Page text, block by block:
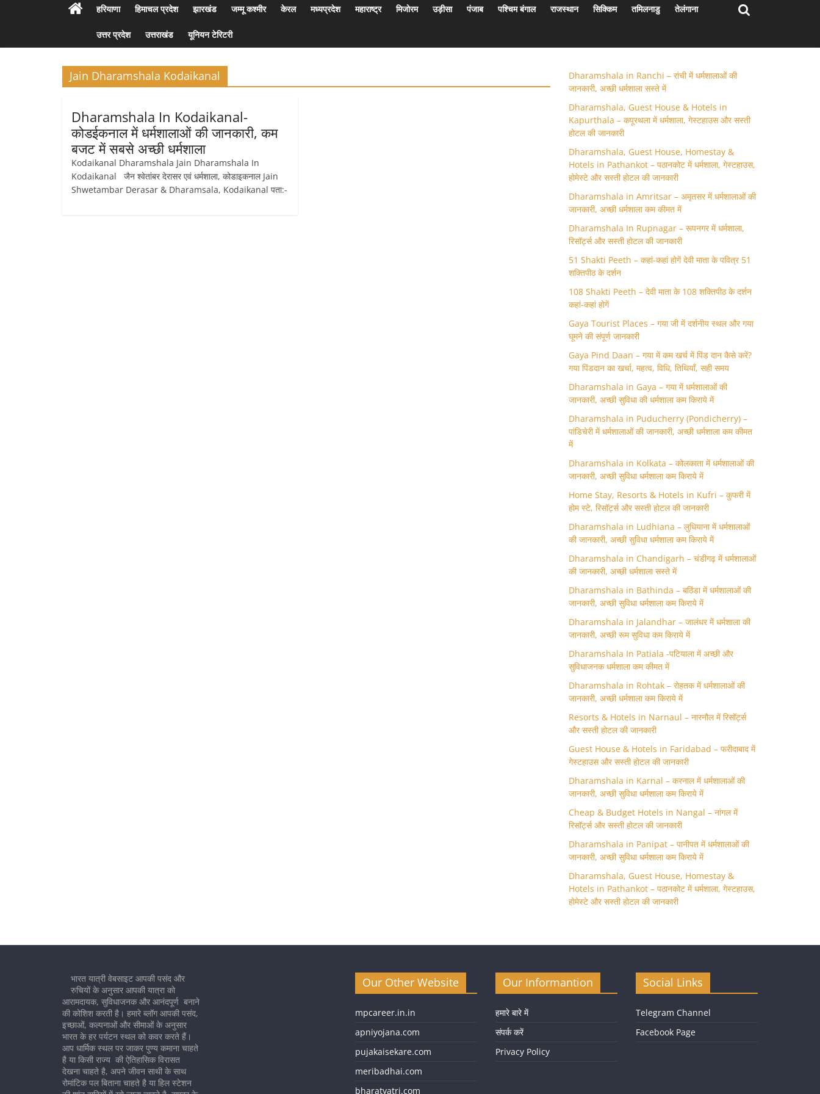
हरियाणा हिमाचल प्रदेश झारखंड जम्मू कश्मीर केरल मध्यप्रदेश महाराष्ट्र मिजोरम उड़ीसा पंजाब पश्चिम बंगाल राजस्थान सिक्किम तमिलनाडु तेलंगाना
उत्तर प्रदेश उत्तराखंड यूनियन टेरिटरी
Jain Dharamshala Kodaikanal
Dharamshala In Kodaikanal-
कोडईकनाल में धर्मशालाओं की जानकारी, कम
बजट में सबसे अच्छी धर्मशाला
Kodaikanal Dharamshala Jain Dharamshala In
Kodaikanal जैन श्वेतांबर देरासर एवं धर्मशाला, कोडाइकनाल Jain
Shwetambar Derasar & Dharamsala, Kodaikanal पता:-
Dharamshala in Ranchi – रांची में धर्मशालाओं की
जानकारी, अच्छी धर्मशाला सस्ते में
Dharamshala, Guest House & Hotels in
Kapurthala – कपूरथला में धर्मशाला, गेस्टहाउस और सस्ती
होटल की जानकारी
Dharamshala, Guest House, Homestay &
Hotels in Pathankot – पठानकोट में धर्मशाला, गेस्टहाउस,
होमेस्टे और सस्ती होटल की जानकारी
Dharamshala in Amritsar – अमृतसर में धर्मशालाओं की
जानकारी, अच्छी धर्मशाला कम कीमत में
Dharamshala In Rupnagar – रूपनगर में धर्मशाला,
रिसॉर्ट्स और सस्ती होटल की जानकारी
51 Shakti Peeth – कहां-कहां होगें देवी माता के पवित्र 51
शक्तिपीठ के दर्शन
108 Shakti Peeth – देवी माता के 108 शक्तिपीठ के दर्शन
कहां-कहां होगें
Gaya Tourist Places – गया जी में दर्शनीय स्थल और गया
घूमने की संपूर्ण जानकारी
Gaya Pind Daan – गया में कम खर्च में पिंड दान कैसे करें?
गया पिंडदान का खर्चा, महत्व, विधि, तिथियाँ, सही समय
Dharamshala in Gaya – गया में धर्मशालाओं की
जानकारी, अच्छी सुविधा की धर्मशाला कम किराये में
Dharamshala in Puducherry (Pondicherry) –
पांडिचेरी में धर्मशालाओं की जानकारी, अच्छी धर्मशाला कम कीमत
में
Dharamshala in Kolkata – कोलकाता में धर्मशालाओं की
जानकारी, अच्छी सुविधा धर्मशाला कम किराये में
Home Stay, Resorts & Hotels in Kufri – कुफरी में
होम स्‍टे, रिसॉर्ट्स और सस्ती होटल की जानकारी
Dharamshala in Ludhiana – लुधियाना में धर्मशालाओं
की जानकारी, अच्छी सुविधा धर्मशाला कम किराये में
Dharamshala in Chandigarh – चंडीगढ़ में धर्मशालाओं
की जानकारी, अच्छी धर्मशाला सस्ते में
Dharamshala in Bathinda – बठिंडा में धर्मशालाओं की
जानकारी, अच्छी सुविधा धर्मशाला कम किराये में
Dharamshala in Jalandhar – जालंधर में धर्मशाला की
जानकारी, अच्छी रूम सुविधा कम किराये में
Dharamshala In Patiala -पटियाला में अच्छी और
सुविधाजनक धर्मशाला कम कीमत में
Dharamshala in Rohtak – रोहतक में धर्मशालाओं की
जानकारी, अच्छी धर्मशाला कम किराये में
Resorts & Hotels in Narnaul – नारनौल में रिसॉर्ट्स
और सस्ती होटल की जानकारी
Guest House & Hotels in Faridabad – फरीदाबाद में
गेस्टहाउस और सस्ती होटल की जानकारी
Dharamshala in Karnal – करनाल में धर्मशालाओं की
जानकारी, अच्छी सुविधा धर्मशाला कम किराये में
Cheap & Budget Hotels in Nangal – नांगल में
रिसॉर्ट्स और सस्ती होटल की जानकारी
Dharamshala in Panipat – पानीपत में धर्मशालाओं की
जानकारी, अच्छी सुविधा धर्मशाला कम किराये में
Dharamshala, Guest House, Homestay &
Hotels in Pathankot – पठानकोट में धर्मशाला, गेस्टहाउस,
होमेस्टे और सस्ती होटल की जानकारी
भारत यात्री वेबसाइट आपकी पसंद और
रुचियों के अनुसार आपकी यात्रा को
आरामदायक, सुविधाजनक और आनंदपूर्ण बनाने
की कोशिश करती है। हमारे ब्लॉग आपकी पसंद,
इच्छाओं, कल्पनाओं और सीमाओं के अनुसार
भारत के हर पर्यटन स्थल को कवर करते हैं।
आप धार्मिक स्थल पर जाकर पुण्य कमाना चाहते
है या किसी राज्य की ऐतिहासिक विरासत
देखना चाहते है, अपने जीवन साथी के साथ
रोमांटिक पल बिताना चाहते है या हिल स्टेशन
Our Other Website
mpcareer.in.in
apniyojana.com
pujakaisekare.com
meribadhai.com
bharatyatri.com
Our Informantion
हमारे बारे में
संपर्क करें
Privacy Policy
Social Links
Telegram Channel
Facebook Page